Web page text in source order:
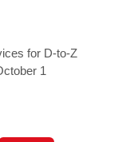
for D-to-Z
1